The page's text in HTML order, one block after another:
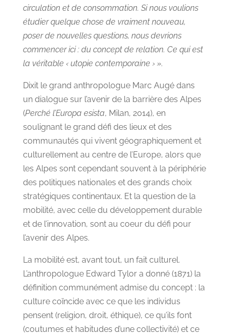
circulation et de consommation. Si nous voulions
étudier quelque chose de vraiment nouveau,
poser de nouvelles questions, nous devrions
commencer ici : du concept de relation. Ce qui est
la véritable ‹ utopie contemporaine › ».
Dixit le grand anthropologue Marc Augé dans
un dialogue sur l’avenir de la barrière des Alpes
(Perché l’Europa esista, Milan, 2014), en
soulignant le grand défi des lieux et des
communautés qui vivent géographiquement et
culturellement au centre de l’Europe, alors que
les Alpes sont cependant souvent à la périphérie
des politiques nationales et des grands choix
stratégiques continentaux. Et la question de la
mobilité, avec celle du développement durable
et de l’innovation, sont au coeur du défi pour
l’avenir des Alpes.
La mobilité est, avant tout, un fait culturel.
L’anthropologue Edward Tylor a donné (1871) la
définition communément admise du concept : la
culture coïncide avec ce que les individus
pensent (religion, droit, éthique), ce qu’ils font
(coutumes et habitudes d’une collectivité) et ce